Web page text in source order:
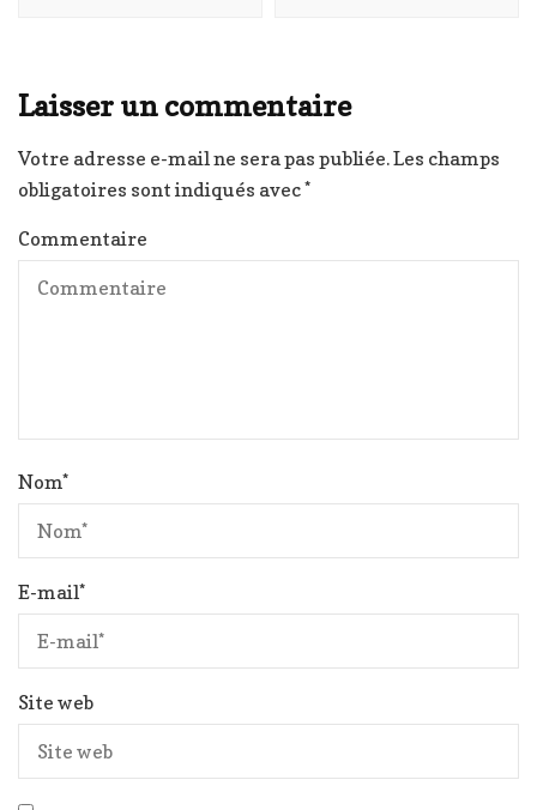
Laisser un commentaire
Votre adresse e-mail ne sera pas publiée.Les champs
obligatoires sont indiqués avec*
Commentaire
Nom*
E-mail*
Site web